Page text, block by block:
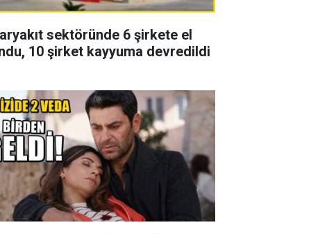
sektöründe 6 şirkete el
10 şirket kayyuma devredildi